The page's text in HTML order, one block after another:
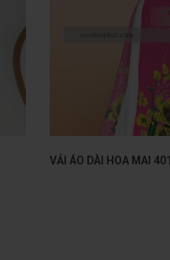
VẢI ÁO DÀI HOA MAI 401